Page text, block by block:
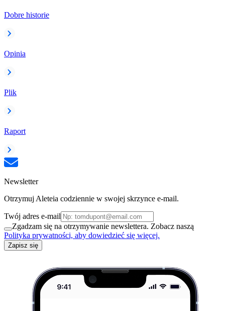
Dobre historie
Opinia
Plik
Raport
Newsletter
Otrzymuj Aleteia codziennie w swojej skrzynce e-mail.
Twój adres e-mail
Zgadzam się na otrzymywanie newslettera. Zobacz naszą
Polityka prywatności, aby dowiedzieć się więcej.
Zapisz się